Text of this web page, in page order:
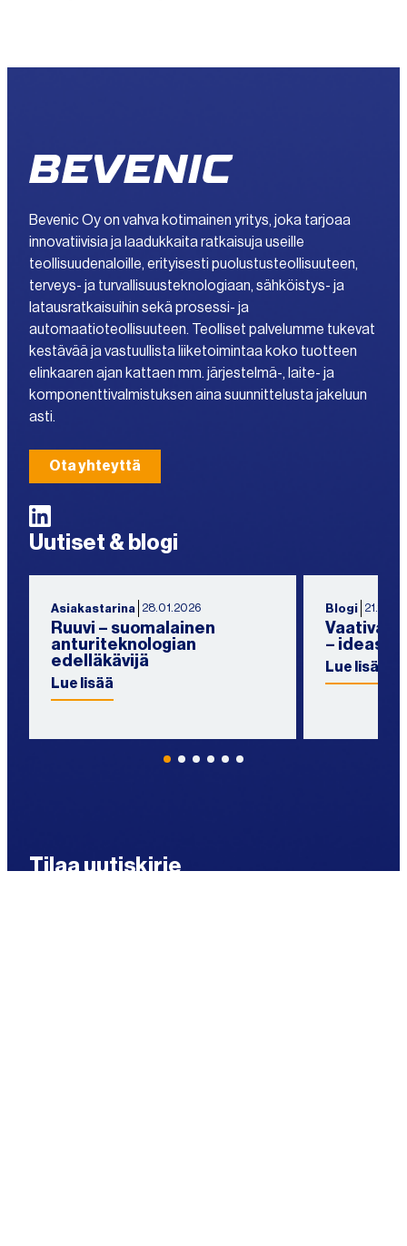
Bevenic Oy on vahva kotimainen yritys, joka tarjoaa
innovatiivisia ja laadukkaita ratkaisuja useille
teollisuudenaloille, erityisesti puolustusteollisuuteen,
terveys- ja turvallisuusteknologiaan, sähköistys- ja
latausratkaisuihin sekä prosessi- ja
automaatioteollisuuteen. Teolliset palvelumme tukevat
kestävää ja vastuullista liiketoimintaa koko tuotteen
elinkaaren ajan kattaen mm. järjestelmä-, laite- ja
komponenttivalmistuksen aina suunnittelusta jakeluun
asti.
Ota yhteyttä
LinkedIn
Uutiset & blogi
Asiakastarina 28.01.2026
Ruuvi – suomalainen
anturiteknologian
edelläkävijä
Lue lisää
Blogi
Vaativat
– ideasta
Lue lisää
Tilaa uutiskirje